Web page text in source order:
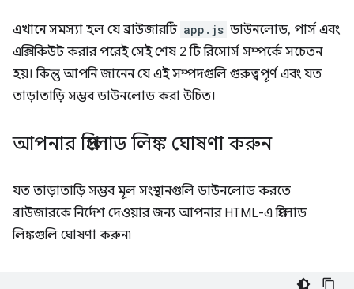
এখানে সমস্যা হল যে ব্রাউজারটি app.js ডাউনলোড, পার্স এবং
এক্সিকিউট করার পরেই সেই শেষ 2 টি রিসোর্স সম্পর্কে সচেতন
হয়। কিন্তু আপনি জানেন যে এই সম্পদগুলি গুরুত্বপূর্ণ এবং যত
তাড়াতাড়ি সম্ভব ডাউনলোড করা উচিত।
আপনার প্রিলোড লিঙ্ক ঘোষণা করুন
যত তাড়াতাড়ি সম্ভব মূল সংস্থানগুলি ডাউনলোড করতে
ব্রাউজারকে নির্দেশ দেওয়ার জন্য আপনার HTML-এ প্রিলোড
লিঙ্কগুলি ঘোষণা করুন৷